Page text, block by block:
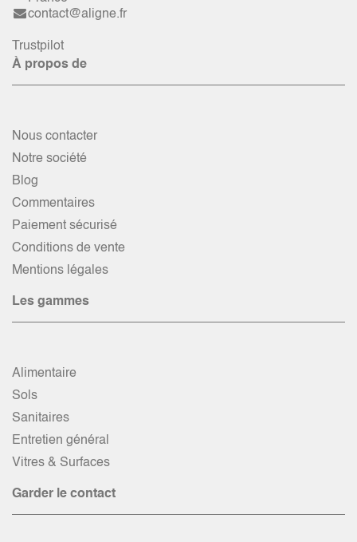
contact@aligne.fr
Trustpilot
À propos de
Nous contacter
Notre société
Blog
Commentaires
Paiement sécurisé
Conditions de vente
Mentions légales
Les gammes
Alimentaire
Sols
Sanitaires
Entretien général
Vitres & Surfaces
Garder le contact